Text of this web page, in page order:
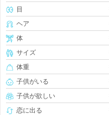
目
ヘア
体
サイズ
体重
子供がいる
子供が欲しい
恋に出る